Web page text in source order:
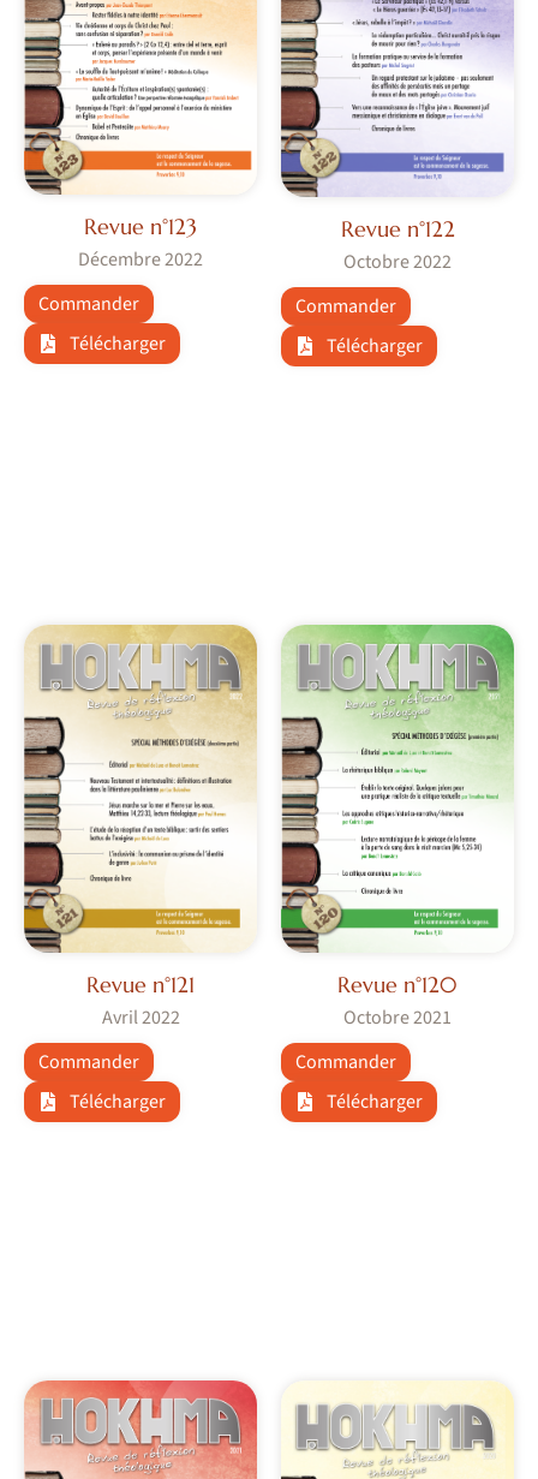
Revue n°123
Décembre 2022
Commander
Télécharger
Revue n°122
Octobre 2022
Commander
Télécharger
Revue n°121
Avril 2022
Commander
Télécharger
Revue n°120
Octobre 2021
Commander
Télécharger